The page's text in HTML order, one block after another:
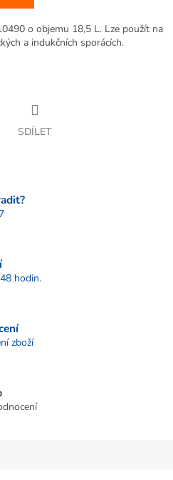
o objemu 18,5 L. Lze použít na
a indukčních sporácích.
SDÍLET
hodin.
zboží